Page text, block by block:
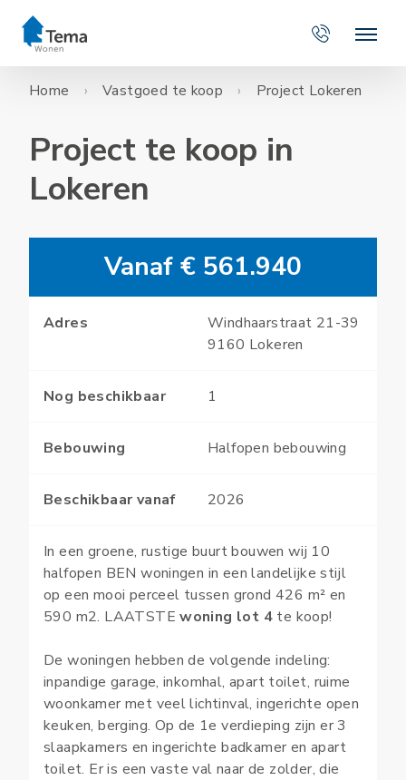
Home Vastgoed te koop Project Lokeren
Project te koop in
Lokeren
Vanaf € 561.940
Adres
Windhaarstraat 21-39
9160 Lokeren
Nog beschikbaar 1
Bebouwing Halfopen bebouwing
Beschikbaar vanaf 2026
In een groene, rustige buurt bouwen wij 10
halfopen BEN woningen in een landelijke stijl
op een mooi perceel tussen grond 426 m² en
590 m2. LAATSTEwoning lot 4 te koop!
De woningen hebben de volgende indeling:
inpandige garage, inkomhal, apart toilet, ruime
woonkamer met veel lichtinval, ingerichte open
keuken, berging. Op de 1e verdieping zijn er 3
slaapkamers en ingerichte badkamer en apart
toilet. Er is een vaste val naar de zolder, die